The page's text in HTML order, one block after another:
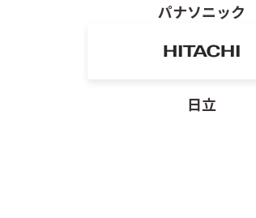
パナソニック
日立